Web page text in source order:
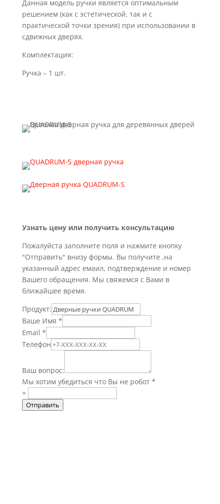
Данная модель ручки является оптимальным
решением (как с эстетической, так и с
практической точки зрения) при использовании в
сдвижных дверях.
Комплектация:
Ручка – 1 шт.
Узнать цену или получить консультацию
Пожалуйста заполните поля и нажмите кнопку
"Отправить" внизу формы. Вы получите ,на
указанный адрес емаил, подтверждение и номер
Вашего обращения. Мы свяжемся с Вами в
ближайшее время.
Продукт:
Ваше Имя *
Email *
Телефон
Ваш вопрос:
Мы хотим убедиться что Вы не робот *
=
Отправить